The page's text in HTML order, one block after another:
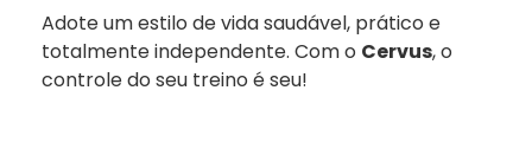
Adote um estilo de vida saudável, prático e
totalmente independente. Com o Cervus, o
controle do seu treino é seu!